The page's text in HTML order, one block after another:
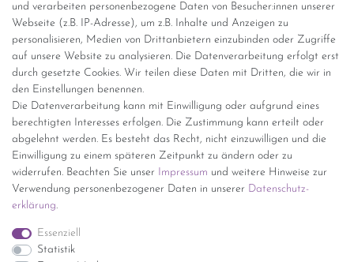
und verarbeiten personenbezogene Daten von Besucher:innen unserer
Webseite (z.B. IP-Adresse), um z.B. Inhalte und Anzeigen zu
personalisieren, Medien von Drittanbietern einzubinden oder Zugriffe
auf unsere Website zu analysieren. Die Datenverarbeitung erfolgt erst
durch gesetzte Cookies. Wir teilen diese Daten mit Dritten, die wir in
den Einstellungen benennen.
Die Datenverarbeitung kann mit Einwilligung oder aufgrund eines
berechtigten Interesses erfolgen. Die Zustimmung kann erteilt oder
abgelehnt werden. Es besteht das Recht, nicht einzuwilligen und die
Einwilligung zu einem späteren Zeitpunkt zu ändern oder zu
widerrufen. Beachten Sie unser Impressum und weitere Hinweise zur
Verwendung personenbezogener Daten in unserer Daten­schutz­
erklärung.
Essenziell
Statistik
Versandinformationen
Versand per GLS (6,90 Euro) oder DHL (8,49 Euro ) inkl. MwSt.
(innerhalb Deutschlands)
kostenfreie Lieferung ab 150 Euro Warenwert (innerhalb
Deutschlands)
Übersicht Internationale Versandkosten
Wir kaufen an
Sie haben zuviel Porzellan im Schrank? Gerne kaufen wir dieses an.
Einfach unverbindliches Angebot anfordern.
*Endpreis inkl. MwSt. (Dieser Artikel unterliegt gem. § 25a
UStG der Differenzbesteuerung, ein Ausweis der